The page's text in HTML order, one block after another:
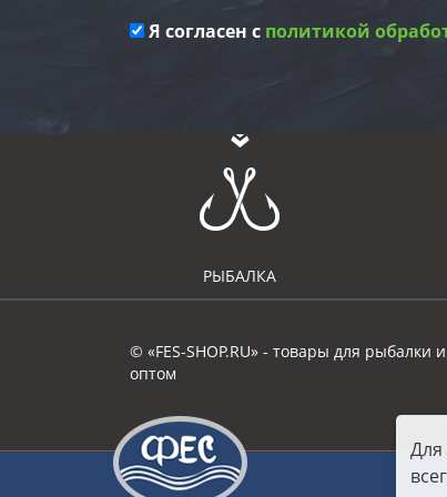
Я согласен с политикой
РЫБАЛКА
© «FES-SHOP.RU» - товары для рыбалки
оптом